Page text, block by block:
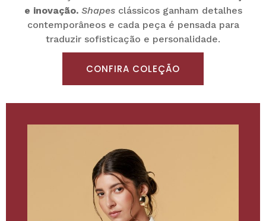
e inovação. Shapes clássicos ganham detalhes
contemporâneos e cada peça é pensada para
traduzir sofisticação e personalidade.
CONFIRA COLEÇÃO